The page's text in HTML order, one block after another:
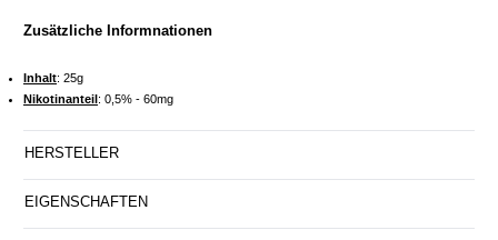
Zusätzliche Informnationen
Inhalt: 25g
Nikotinanteil: 0,5% - 60mg
HERSTELLER
EIGENSCHAFTEN